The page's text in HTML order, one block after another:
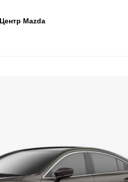
Mazda